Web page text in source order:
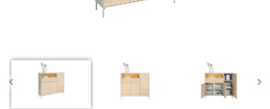
1.399,00 €